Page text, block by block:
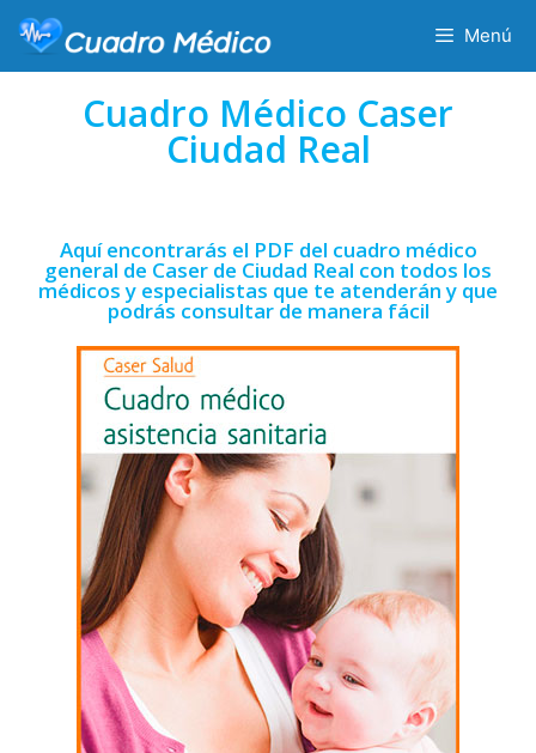
Menú
Cuadro Médico Caser
Ciudad Real
Aquí encontrarás el PDF del cuadro médico
general de Caser de Ciudad Real con todos los
médicos y especialistas que te atenderán y que
podrás consultar de manera fácil